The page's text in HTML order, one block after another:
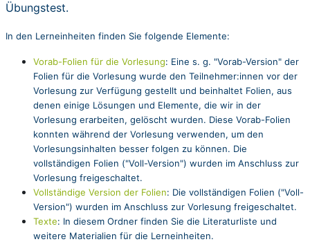
Übungstest.
In den Lerneinheiten finden Sie folgende Elemente:
Vorab-Folien für die Vorlesung: Eine s. g. "Vorab-Version" der
Folien für die Vorlesung wurde den Teilnehmer:innen vor der
Vorlesung zur Verfügung gestellt und beinhaltet Folien, aus
denen einige Lösungen und Elemente, die wir in der
Vorlesung erarbeiten, gelöscht wurden. Diese Vorab-Folien
konnten während der Vorlesung verwenden, um den
Vorlesungsinhalten besser folgen zu können. Die
vollständigen Folien ("Voll-Version") wurden im Anschluss zur
Vorlesung freigeschaltet.
Vollständige Version der Folien: Die vollständigen Folien ("Voll-
Version") wurden im Anschluss zur Vorlesung freigeschaltet.
Texte: In diesem Ordner finden Sie die Literaturliste und
weitere Materialien für die Lerneinheiten.